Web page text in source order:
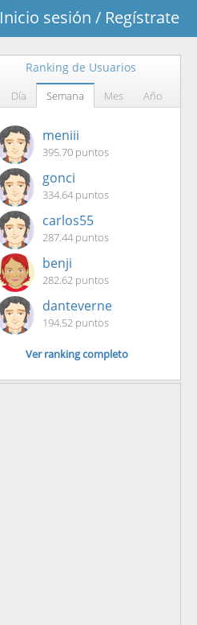
Inicio sesión / Regístrate
Ranking de Usuarios
Día Semana Mes Año
meniii
395.70 puntos
gonci
334.64 puntos
carlos55
287.44 puntos
benji
282.62 puntos
danteverne
194.52 puntos
Ver ranking completo